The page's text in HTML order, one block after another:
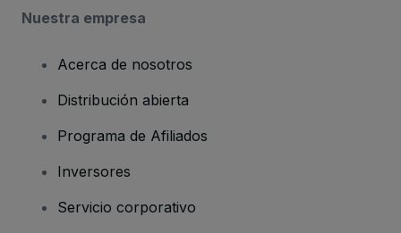
Nuestra empresa
Acerca de nosotros
Distribución abierta
Programa de Afiliados
Inversores
Servicio corporativo